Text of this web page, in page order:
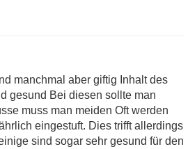
manchmal aber giftig Inhalt des
gesund Bei diesen sollte man
muss man meiden Oft werden
eingestuft. Dies trifft allerdings
sind sogar sehr gesund für den